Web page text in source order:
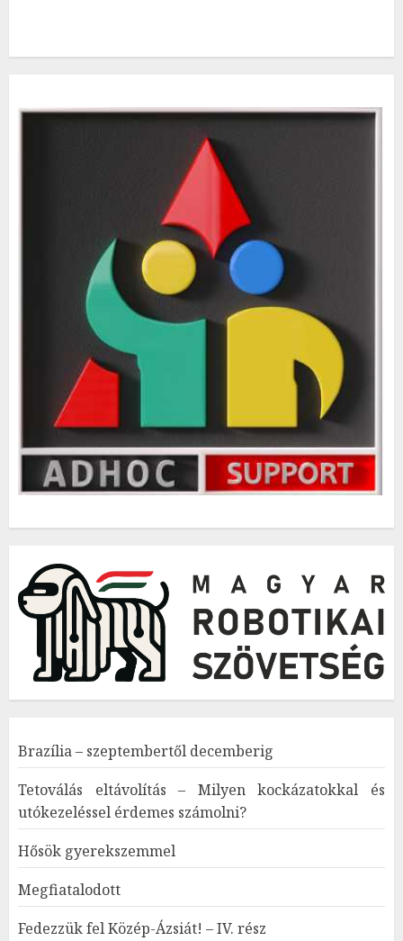
Brazília – szeptembertől decemberig
Tetoválás eltávolítás – Milyen kockázatokkal és
utókezeléssel érdemes számolni?
Hősök gyerekszemmel
Megfiatalodott
Fedezzük fel Közép-Ázsiát! – IV. rész